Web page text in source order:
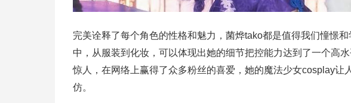
完美诠释了每个角色的性格和魅力，菌烨tako都是值得我们憧憬
中，从服装到化妆，可以体现出她的细节把控能力达到了一个高
惊人，在网络上赢得了众多粉丝的喜爱，她的魔法少女cosplay让
仿。